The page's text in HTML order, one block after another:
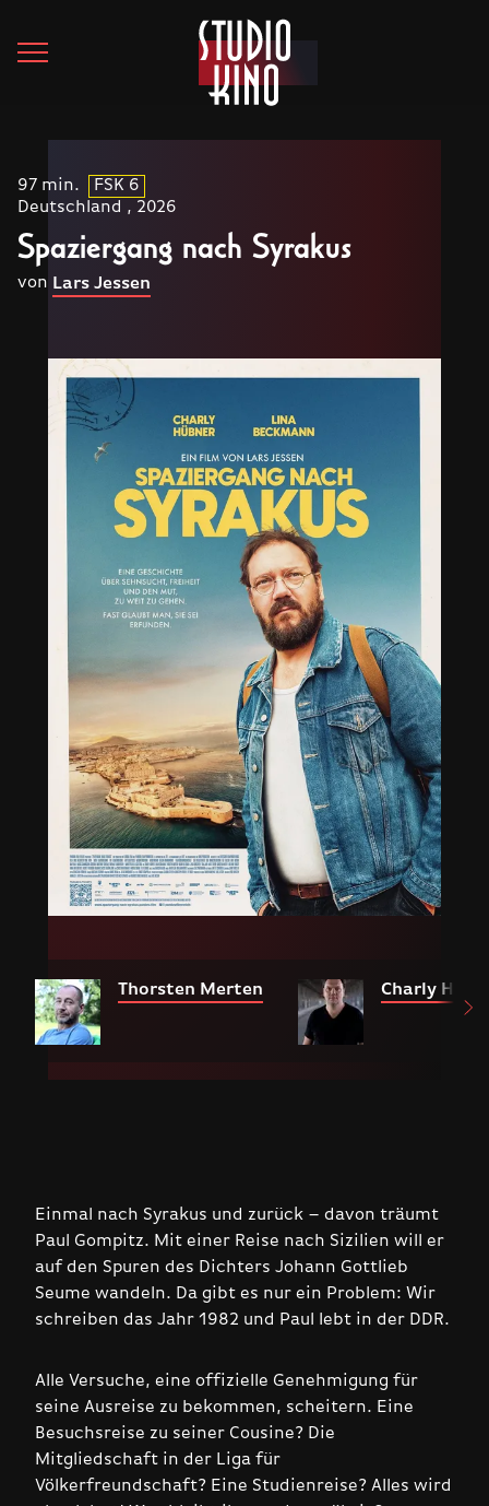
97 min.
FSK 6
Deutschland , 2026
Spaziergang nach Syrakus
von Lars Jessen
Thorsten Merten Charly
Einmal nach Syrakus und zurück – davon träumt
Paul Gompitz. Mit einer Reise nach Sizilien will er
auf den Spuren des Dichters Johann Gottlieb
Seume wandeln. Da gibt es nur ein Problem: Wir
schreiben das Jahr 1982 und Paul lebt in der DDR.
Alle Versuche, eine offizielle Genehmigung für
seine Ausreise zu bekommen, scheitern. Eine
Besuchsreise zu seiner Cousine? Die
Mitgliedschaft in der Liga für
Völkerfreundschaft? Eine Studienreise? Alles wird